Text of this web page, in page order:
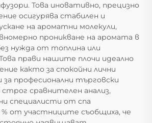
Това иновативно, прецизно
осигурява стабилен и
на ароматни молекули,
проникване на аромата в
нужда от топлина или
прави нашите плочи идеално
както за спокойни лични
за професионални търговски
сравнителен анализ,
специалисти от спа
от участниците съобщиха, че